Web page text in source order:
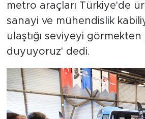
metro araçları Türkiye'de
sanayi ve mühendislik
ulaştığı seviyeyi
duyuyoruz' dedi.